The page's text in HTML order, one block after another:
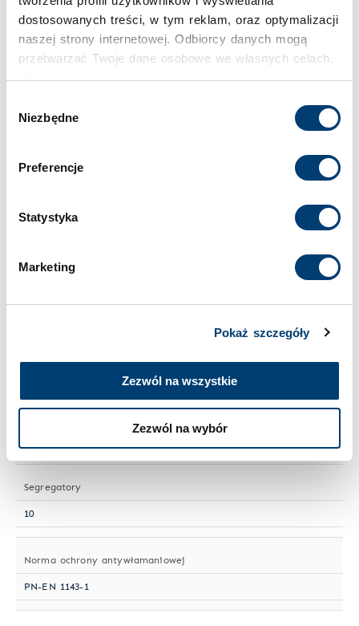
dostosowanych treści, w tym reklam, oraz optymalizacji
naszej strony internetowej. Odbiorcy danych mogą
przetwarzać Twoje dane osobowe we własnych celach.
Używamy pewnych technologii w oparciu o równowagę
odrzucić i wycofać swoją zgodę w dowolnej chwili ze
wPolityce prywatności
Polityce wykorzystywania
zgody
Niezbędne
Preferencje
Statystyka
Marketing
Pokaż szczegóły
Zezwól na wszystkie
Zezwól na wybór
Limit wartości chronionej w domu
Limit wartości chronionej w firmie
Zamek kluczowy
Wielkość sejfu
Segregatory
10
Norma ochrony antywłamaniowej
PN-EN 1143-1